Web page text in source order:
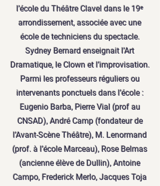
l’école du Théâtre Clavel dans le 19ᵉ
arrondissement, associée avec une
école de techniciens du spectacle.
Sydney Bernard enseignait l’Art
Dramatique, le Clown et l’improvisation.
Parmi les professeurs réguliers ou
intervenants ponctuels dans l’école :
Eugenio Barba, Pierre Vial (prof au
CNSAD), André Camp (fondateur de
l’Avant-Scène Théâtre), M. Lenormand
(prof. à l’école Marceau), Rose Belmas
(ancienne élève de Dullin), Antoine
Campo, Frederick Merlo, Jacques Toja